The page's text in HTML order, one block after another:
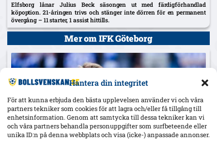
Hantera din integritet
För att kunna erbjuda den bästa upplevelsen använder vi och våra
partners tekniker som cookies för att lagra och/eller få tillgång till
enhetsinformation. Genom att samtycka till dessa tekniker kan vi
och våra partners behandla personuppgifter som surfbeteende eller
unika ID:n på denna webbplats och visa (icke-) anpassade annonser.
Elfsborg lånar Julius Beck säsongen ut med färdigförhandlad
köpoption. 21-åringen trivs och stänger inte dörren för en permanent
övergång – 11 starter, 1 assist hittills.
Mer om IFK Göteborg